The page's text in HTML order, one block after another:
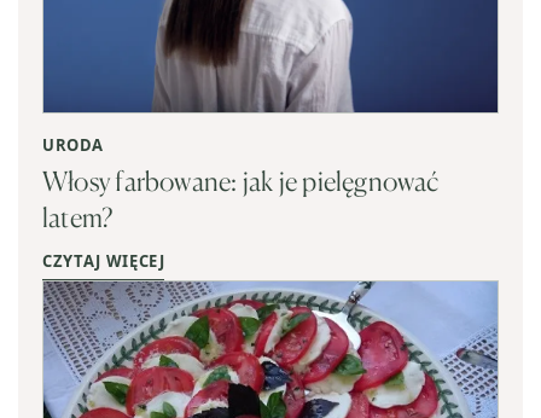
URODA
Włosy farbowane: jak je pielęgnować
latem?
CZYTAJ WIĘCEJ